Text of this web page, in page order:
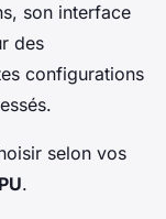
son interface
des
configurations
selon vos
.